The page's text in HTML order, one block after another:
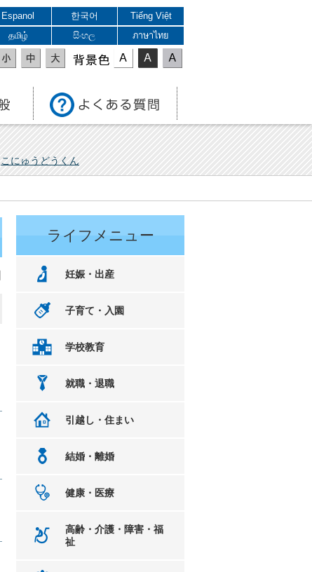
Espanol 한국어
Tiếng Việt
தமிழ் සිංහල ภาษาไทย
表示色
こにゅうどうくん
ライフメニュー
妊娠・出産
子育て・入園
学校教育
就職・退職
引越し・住まい
結婚・離婚
健康・医療
高齢・介護・障害・福
祉